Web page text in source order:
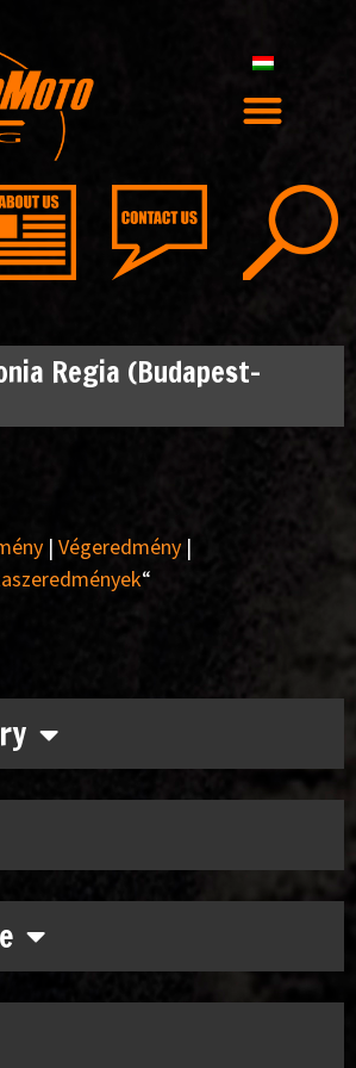
Regia (Budapest-
| Végeredmény |
“